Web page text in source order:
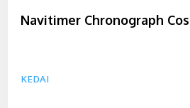
Navitimer Chronograph
KEDAI